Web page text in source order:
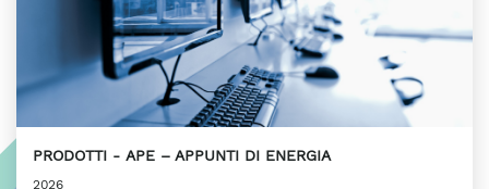
PRODOTTI APE – APPUNTI DI ENERGIA
2026